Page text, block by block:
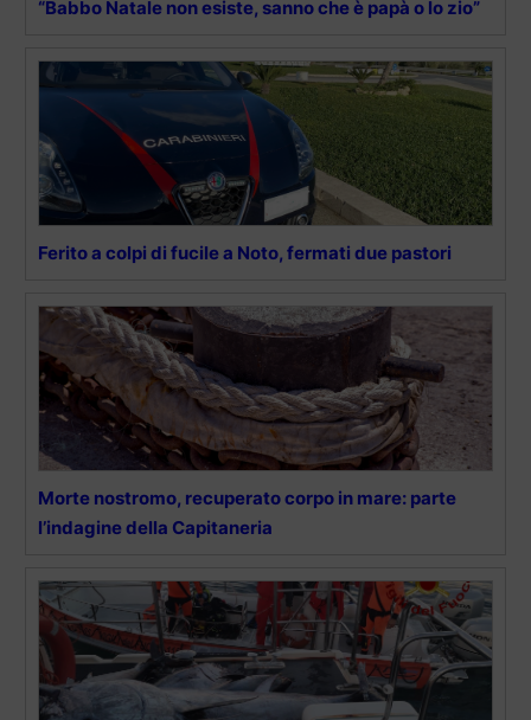
“Babbo Natale non esiste, sanno che è papà o lo zio”
Ferito a colpi di fucile a Noto, fermati due pastori
Morte nostromo, recuperato corpo in mare: parte
l’indagine della Capitaneria